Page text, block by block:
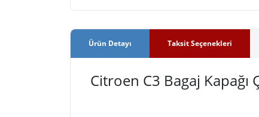
Ürün Detayı Taksit Seçenekleri
Citroen C3 Bagaj Kapağı